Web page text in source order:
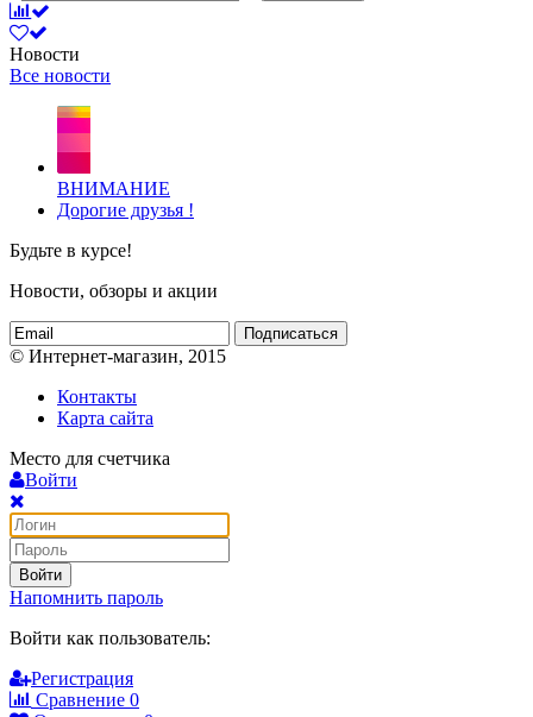
Новости
Все новости
ВНИМАНИЕ
Дорогие друзья !
Будьте в курсе!
Новости, обзоры и акции
Подписаться
© Интернет-магазин, 2015
Контакты
Карта сайта
Место для счетчика
Войти
Войти
Напомнить пароль
Войти как пользователь:
Регистрация
Сравнение 0